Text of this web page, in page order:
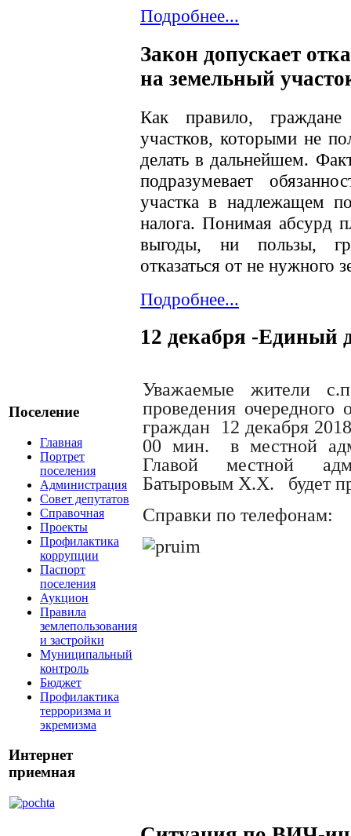
Поселение
Главная
Портрет
поселения
Администрация
Совет депутатов
Справочная
Проекты
Профилактика
коррупции
Паспорт
поселения
Аукцион
Правила
землепользования
и застройки
Муниципальный
контроль
Бюджет
Профилактика
терроризма и
экремизма
Интернет
приемная
Подробнее...
Закон допускает
на земельный
Как правило,
участков, которыми не
делать в дальнейшем.
подразумевает
участка в надлежащем
налога. Понимая абсурд
выгоды, ни пользы,
отказаться от не нужного
Подробнее...
12 декабря -Единый
Уважаемые жители
проведения очередного
граждан 12 декабря
00 мин. в местной
Главой местной
Батыровым Х.Х. будет
Справки по